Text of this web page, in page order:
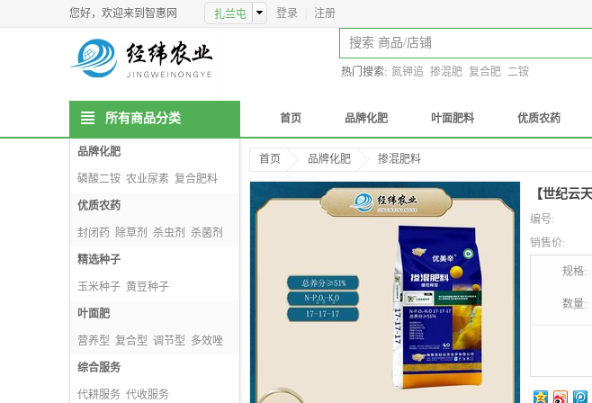
您好，欢迎来到智惠网 登录 注册
热门搜索: 氮钾追 掺混肥 复合肥 二铵
所有商品分类 首页 品牌化肥 叶面肥料 优质农药
品牌化肥
磷酸二铵 农业尿素 复合肥料
掺混肥料
优质农药
封闭药 除草剂 杀虫剂 杀菌剂
精选种子
玉米种子 黄豆种子
种子包衣剂
叶面肥
营养型 复合型 调节型 多效唑
综合服务
代耕服务 代收服务
首页 品牌化肥 掺混肥料
【世纪云
编号:
销售价:
规格:
数量: